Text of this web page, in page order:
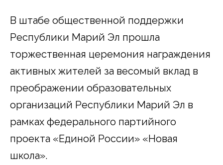
В штабе общественной поддержки
Республики Марий Эл прошла
торжественная церемония награждения
активных жителей за весомый вклад в
преображении образовательных
организаций Республики Марий Эл в
рамках федерального партийного
проекта «Единой России» «Новая
школа».